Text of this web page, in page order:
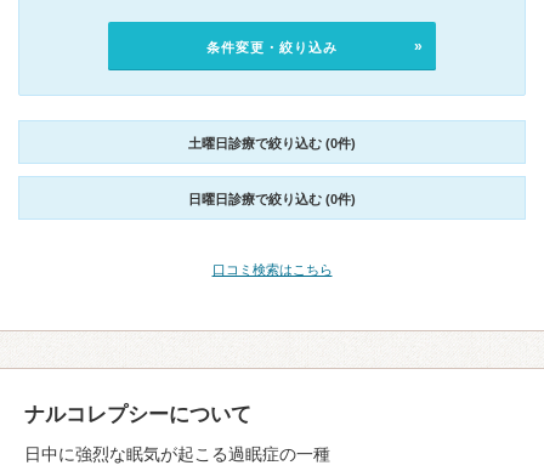
条件変更・絞り込み
土曜日診療で絞り込む (0件)
日曜日診療で絞り込む (0件)
口コミ検索はこちら
ナルコレプシーについて
日中に強烈な眠気が起こる過眠症の一種